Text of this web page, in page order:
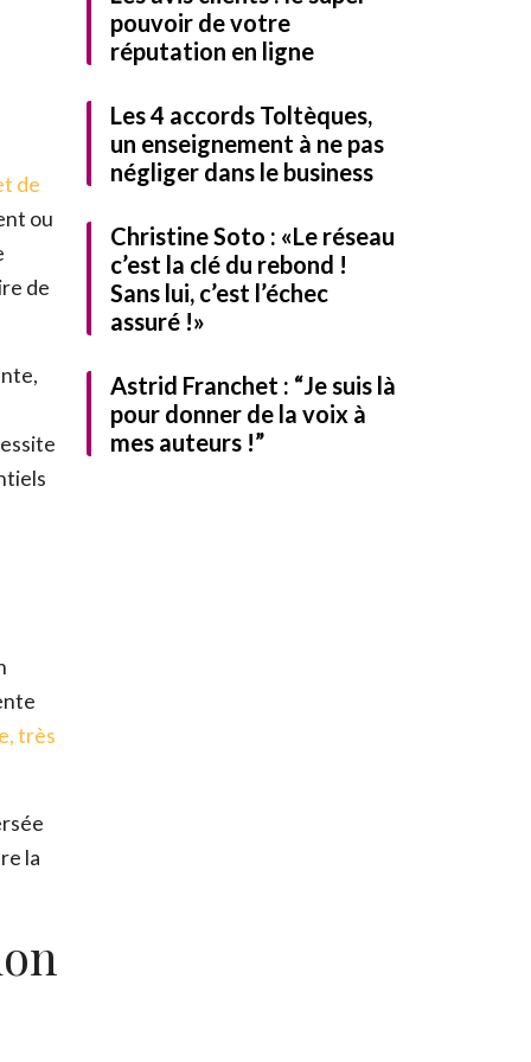
Télécharger
de
ou
de
très
la
pouvoir de votre
réputation en ligne
Les 4 accords Toltèques,
un enseignement à ne pas
négliger dans le business
Christine Soto : «Le réseau
c’est la clé du rebond !
Sans lui, c’est l’échec
assuré !»
Astrid Franchet : “Je suis là
pour donner de la voix à
mes auteurs !”